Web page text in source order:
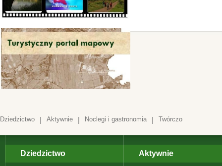
Dziedzictwo | Aktywnie | Noclegi i gastronomia | Twórczo
Dziedzictwo Aktywnie